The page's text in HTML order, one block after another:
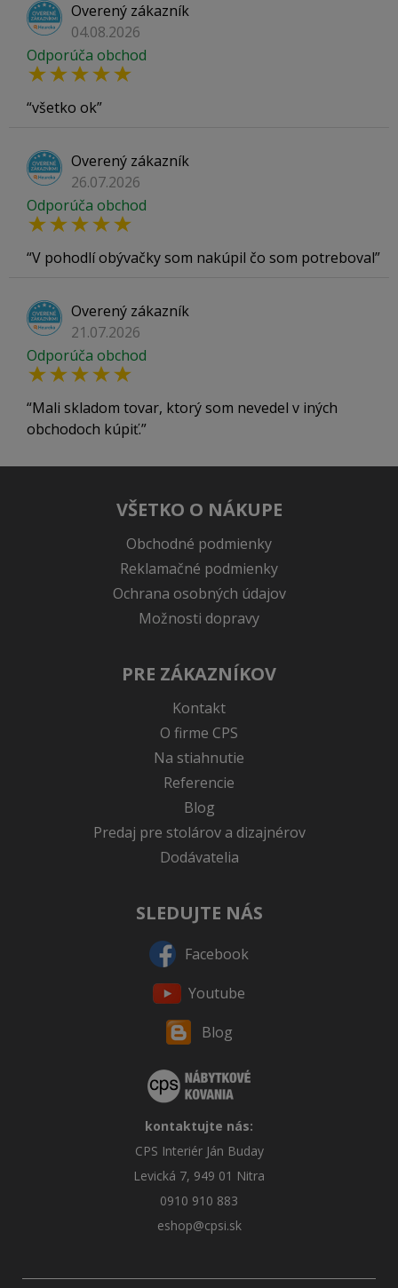
Overený zákazník
04.08.2026
Odporúča obchod
všetko ok
Overený zákazník
26.07.2026
Odporúča obchod
V pohodlí obývačky som nakúpil čo som potreboval
Overený zákazník
21.07.2026
Odporúča obchod
Mali skladom tovar, ktorý som nevedel v iných
obchodoch kúpiť.
VŠETKO O NÁKUPE
Obchodné podmienky
Reklamačné podmienky
Ochrana osobných údajov
Možnosti dopravy
PRE ZÁKAZNÍKOV
Kontakt
O firme CPS
Na stiahnutie
Referencie
Blog
Predaj pre stolárov a dizajnérov
Dodávatelia
SLEDUJTE NÁS
Facebook
Youtube
Blog
kontaktujte nás:
CPS Interiér Ján Buday
Levická 7, 949 01 Nitra
0910 910 883
eshop@cpsi.sk